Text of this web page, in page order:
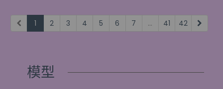
1 2 3 4 5 6 7 ... 41 42
模型